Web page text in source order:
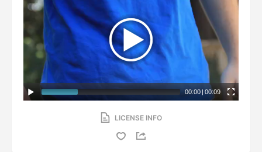
00:00 | 00:09
LICENSE INFO